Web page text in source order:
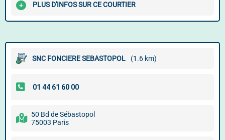
PLUS D'INFOS SUR CE COURTIER
SNC FONCIERE SEBASTOPOL (1.6 km)
50 Bd de Sébastopol
75003 Paris